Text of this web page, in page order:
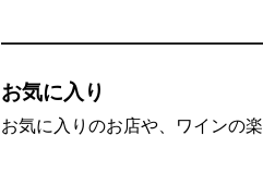
お気に入り
お気に入りのお店や、ワインの